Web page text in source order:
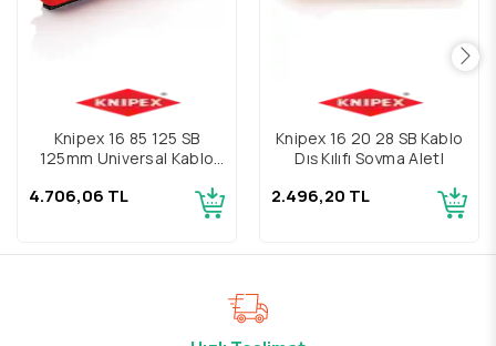
Knipex 16 85 125 SB
125mm Universal Kablo
4.706,06 TL
Knipex 16 20 28 SB Kablo
Dış Kılıfı Soyma Aletl
2.496,20 TL